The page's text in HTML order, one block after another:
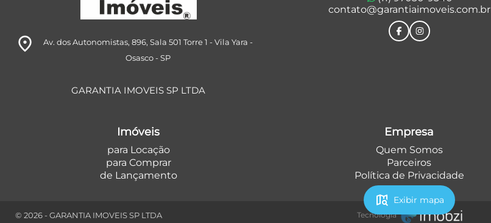
map_search Exibir mapa
room Av. dos Autonomistas, 896, Sala 501 Torre 1 - Vila Yara -
Osasco- SP
GARANTIA IMOVEIS SP LTDA
contato@garantiaimoveis.com.br
Imóveis
para Locação
para Comprar
de Lançamento
Empresa
Quem Somos
Parceiros
Política de Privacidade
© 2026 - GARANTIA IMOVEIS SP LTDA Tecnologia